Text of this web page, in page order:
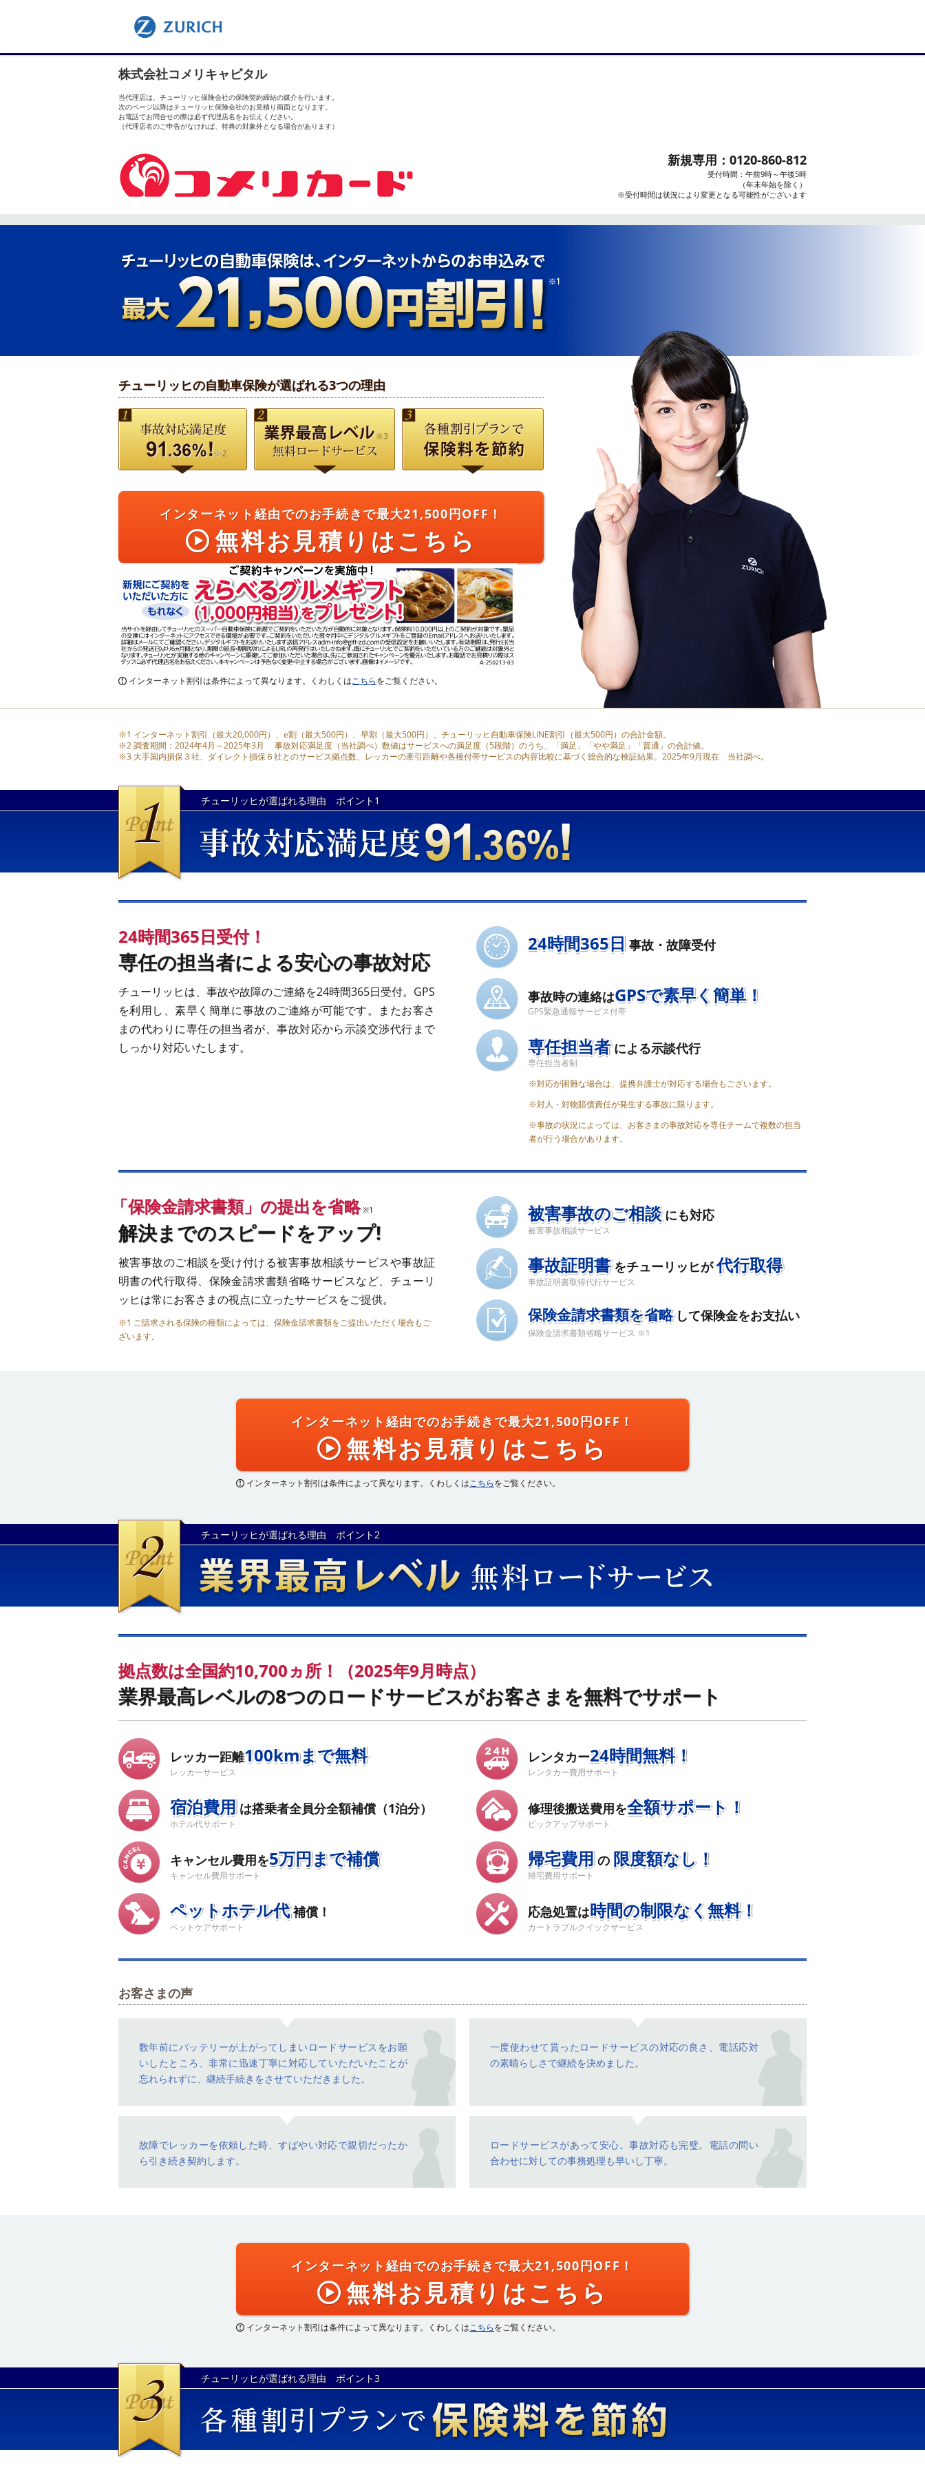
ZURICH
株式会社コメリキャピタル
当代理店は、チューリッヒ保険会社の保険契約締結の媒介を行います。
次のページ以降はチューリッヒ保険会社のお見積り画面となります。
お電話でお問合せの際は必ず代理店名をお伝えください。
（代理店名のご申告がなければ、特典の対象外となる場合があります）
新規専用： 0120-860-812
受付時間：午前9時～午後5時
（年末年始を除く）
※受付時間は状況により変更となる可能性がございます
チューリッヒの自動車保険が選ばれる3つの理由
91.36% 業界最高レベル
ドサービス
保険料を節約
インターネット経由でのお手続きで最大21,500円OFF！
無料お見積りはこちら
インターネット割引は条件によって異なります。くわしくはこちらをご覧ください。
※1 インターネット割引（最大20,000円）、e割（最大500円）、早割（最大500円）、チューリッヒ自動車保険LINE割引（最大500円）の合計金額。
※2 調査期間：2024年4月～2025年3月 事故対応満足度（当社調べ）数値はサービスへの満足度（5段階）のうち、「満足」「やや満足」「普通」の合計値。
※3 大手国内損保３社、ダイレクト損保６社とのサービス拠点数、レッカーの牽引距離や各種付帯サービスの内容比較に基づく総合的な検証結果。2025年9月現在 当社調べ。
チューリッヒが選ばれる理由 ポイント1
24時間365日受付！
専任の担当者による安心の事故対応
チューリッヒは、事故や故障のご連絡を24時間365日受付。GPS
を利用し、素早く簡単に事故のご連絡が可能です。またお客さ
まの代わりに専任の担当者が、事故対応から示談交渉代行まで
しっかり対応いたします。
24時間365日 事故・故障受付
事故時の連絡はGPSで素早く簡単！
GPS緊急通報サービス付帯
専任担当者 による示談代行
専任担当者制
※対応が困難な場合は、提携弁護士が対応する場合もございます。
※対人・対物賠償責任が発生する事故に限ります。
※事故の状況によっては、お客さまの事故対応を専任チームで複数の担当
者が行う場合があります。
「保険金請求書類」の提出を省略※1
解決までのスピードをアップ!
被害事故のご相談を受け付ける被害事故相談サービスや事故証
明書の代行取得、保険金請求書類省略サービスなど、チューリ
ッヒは常にお客さまの視点に立ったサービスをご提供。
※1 ご請求される保険の種類によっては、保険金請求書類をご提出いただく場合もご
ざいます。
被害事故のご相談 にも対応
被害事故相談サービス
事故証明書 をチューリッヒが代行取得
事故証明書取得代行サービス
保険金請求書類を省略 して保険金をお支払い
保険金請求書類省略サービス ※1
インターネット経由でのお手続きで最大21,500円OFF！
無料お見積りはこちら
インターネット割引は条件によって異なります。くわしくはこちらをご覧ください。
チューリッヒが選ばれる理由 ポイント2
拠点数は全国約10,700ヵ所！（2025年9月時点）
業界最高レベルの8つのロードサービスがお客さまを無料でサポート
レッカー距離100kmまで無料
レッカーサービス
レンタカー24時間無料！
レンタカー費用サポート
宿泊費用 は搭乗者全員分全額補償（1泊分）
ホテル代サポート
修理後搬送費用を全額サポート！
ピックアップサポート
キャンセル費用を5万円まで補償
キャンセル費用サポート
帰宅費用 の 限度額なし！
帰宅費用サポート
ペットホテル代 補償！
ペットケアサポート
応急処置は時間の制限なく無料！
カートラブルクイックサービス
お客さまの声
数年前にバッテリーが上がってしまいロードサービスをお願
いしたところ、非常に迅速丁寧に対応していただいたことが
忘れられずに、継続手続きをさせていただきました。
一度使わせて貰ったロードサービスの対応の良さ、電話応対
の素晴らしさで継続を決めました。
故障でレッカーを依頼した時、すばやい対応で親切だったか
ら引き続き契約します。
ロードサービスがあって安心。事故対応も完璧。電話の問い
合わせに対しての事務処理も早いし丁寧。
インターネット経由でのお手続きで最大21,500円OFF！
無料お見積りはこちら
インターネット割引は条件によって異なります。くわしくはこちらをご覧ください。
チューリッヒが選ばれる理由 ポイント3